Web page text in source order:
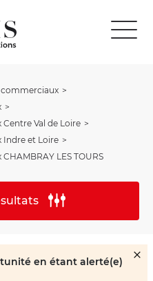
commerciaux
Val de Loire
Indre et Loire
LES TOURS
en étant alerté(e)